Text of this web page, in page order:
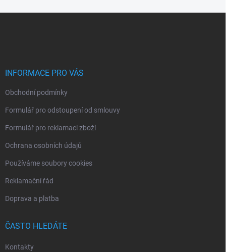
INFORMACE PRO VÁS
Obchodní podmínky
Formulář pro odstoupení od smlouvy
Formulář pro reklamaci zboží
Ochrana osobních údajů
Používáme soubory cookies
Reklamační řád
Doprava a platba
ČASTO HLEDÁTE
Kontakty